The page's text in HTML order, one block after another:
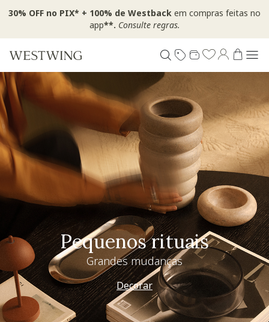
30% OFF no PIX* + 100% de Westback em compras feitas no
app**. Consulte regras.
Pequenos rituais
Grandes mudanças
Decorar